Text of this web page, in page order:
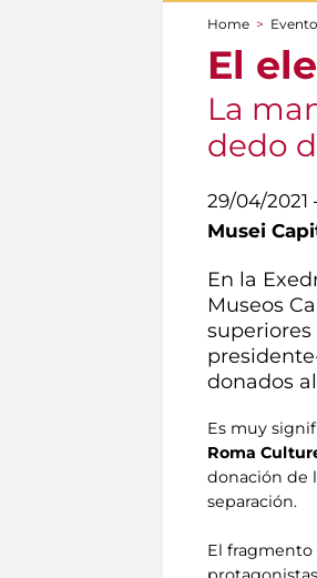
You are
Home >
El
La
dedo
29/04/2021
Musei
En la
Museos
donados
Es muy
Roma
donación de
separación.
El